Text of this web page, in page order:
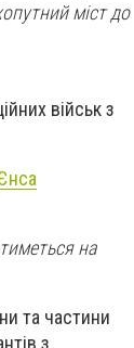
міст до
військ з
на
та частини
з